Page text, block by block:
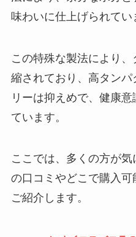
ニュ
こで
おに
イン
スー
味わいに仕上げられてい
この特殊な製法により
縮されており、高タン
リーは抑えめで、健康
ています。
ここでは、多くの方が
の口コミやどこで購入可
ご紹介します。